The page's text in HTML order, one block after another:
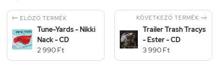
 ELŐZŐ TERMÉK
Tune-Yards - Nikki
Nack - CD
2 990 Ft
KÖVETKEZŐ TERMÉK 
Trailer Trash Tracys
- Ester - CD
3 990 Ft